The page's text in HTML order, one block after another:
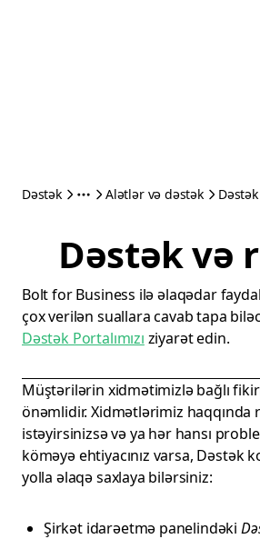
Dəstək Alətlər və dəstək
Dəstək və
Bolt for Business ilə əlaqədar
çox verilən suallara cavab tapa
Dəstək Portalımızı ziyarət edin.
Müştərilərin xidmətimizlə bağlı
önəmlidir. Xidmətlərimiz haqqında
istəyirsinizsə və ya hər hansı
köməyə ehtiyacınız varsa, Dəstək
yolla əlaqə saxlaya bilərsiniz:
Şirkət idarəetmə panelindəki